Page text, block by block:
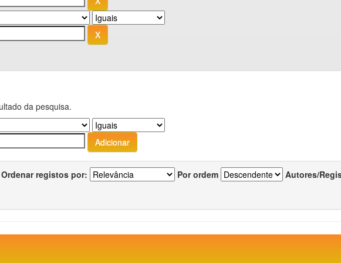
da pesquisa.
Ordenar registos por: Por ordem Autores/